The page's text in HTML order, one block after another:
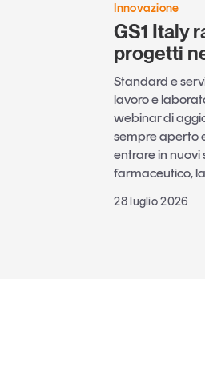
Innovazione
GS1 Italy
progetti
Standard e
lavoro e
webinar di
sempre aperto
entrare in nuovi
farmaceutico,
28 luglio 2026